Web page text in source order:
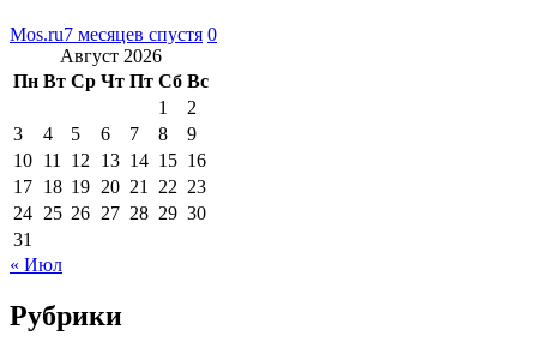
Mos.ru7 месяцев спустя 0
Август 2026
Пн Вт Ср Чт Пт Сб Вс
1
2
3
4 5 6 7 8
9
10 11 12 13 14 15 16
17 18 19 20 21 22 23
24 25 26 27 28 29 30
31
« Июл
Рубрики